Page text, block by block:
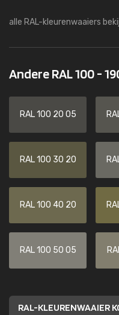
alle RAL-kleurenwaaiers
Andere RAL 100 -
RAL 100 20 05
RAL 100 30 20
RAL 100 40 20
RAL 100 50 05
RAL-KLEURENWAAIER